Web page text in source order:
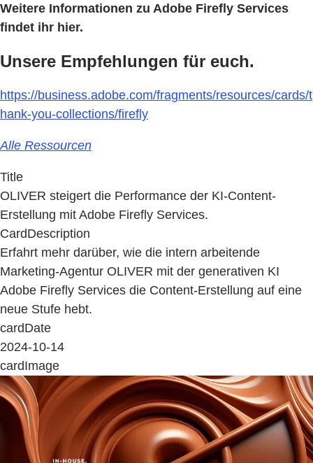
Weitere Informationen zu Adobe Firefly Services
findet ihr hier.
Unsere Empfehlungen für euch.
https://business.adobe.com/fragments/resources/cards/t
hank-you-collections/firefly
Alle Ressourcen
Title
OLIVER steigert die Performance der KI-Content-
Erstellung mit Adobe Firefly Services.
CardDescription
Erfahrt mehr darüber, wie die intern arbeitende
Marketing-Agentur OLIVER mit der generativen KI
Adobe Firefly Services die Content-Erstellung auf eine
neue Stufe hebt.
cardDate
2024-10-14
cardImage